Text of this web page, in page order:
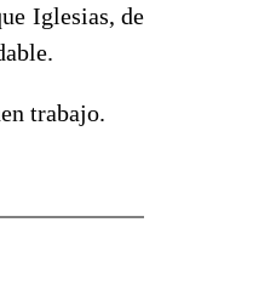
Iglesias, de
trabajo.